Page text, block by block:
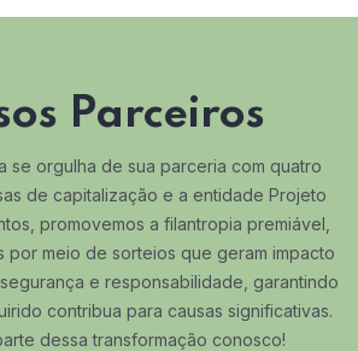
Parceiros
se orgulha de sua parceria com quatro
de capitalização e a entidade Projeto
promovemos a filantropia premiável,
por meio de sorteios que geram impacto
e responsabilidade, garantindo
contribua para causas significativas.
dessa transformação conosco!